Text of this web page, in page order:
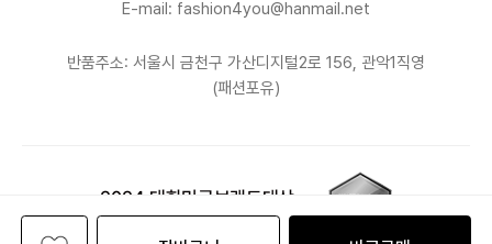
E-mail: fashion4you@hanmail.net
반품주소: 서울시 금천구 가산디지털2로 156, 관악1직영
(패션포유)